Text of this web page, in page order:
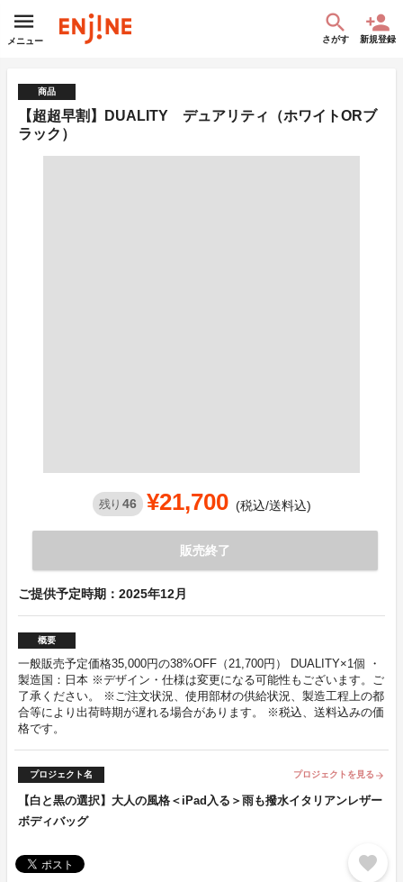
メニュー さがす 新規登録
商品
【超超早割】DUALITY デュアリティ（ホワイトORブ
ラック）
残り 46 ¥21,700 (税込/送料込)
販売終了
ご提供予定時期：2025年12月
概要
一般販売予定価格35,000円の38%OFF（21,700円） DUALITY×1個 ・
製造国：日本 ※デザイン・仕様は変更になる可能性もございます。ご
了承ください。 ※ご注文状況、使用部材の供給状況、製造工程上の都
合等により出荷時期が遅れる場合があります。 ※税込、送料込みの価
格です。
プロジェクト名 プロジェクトを見る arrow_forward
【白と黒の選択】大人の風格＜iPad入る＞雨も撥水イタリアンレザー
ボディバッグ
favorite